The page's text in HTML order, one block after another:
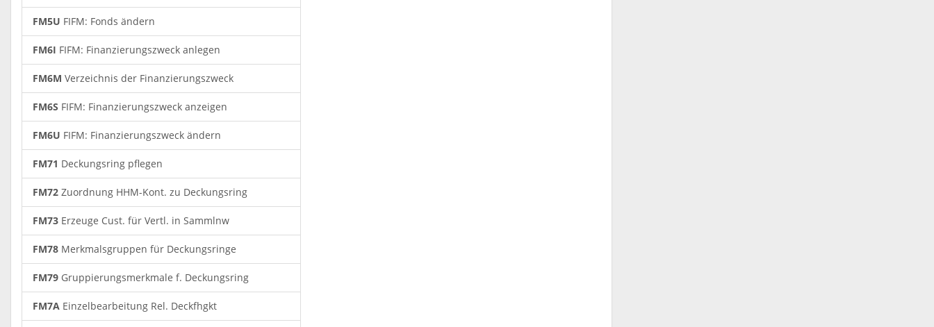
FM5U FIFM: Fonds ändern
FM6I FIFM: Finanzierungszweck anlegen
FM6M Verzeichnis der Finanzierungszweck
FM6S FIFM: Finanzierungszweck anzeigen
FM6U FIFM: Finanzierungszweck ändern
FM71 Deckungsring pflegen
FM72 Zuordnung HHM-Kont. zu Deckungsring
FM73 Erzeuge Cust. für Vertl. in Sammlnw
FM78 Merkmalsgruppen für Deckungsringe
FM79 Gruppierungsmerkmale f. Deckungsring
FM7A Einzelbearbeitung Rel. Deckfhgkt